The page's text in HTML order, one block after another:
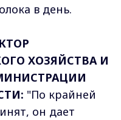
в день.
ХОЗЯЙСТВА И
"По крайней
он дает